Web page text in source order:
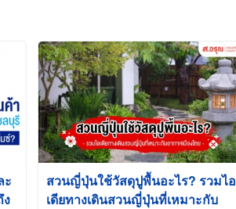
ะ
สวนญี่ปุ่นใช้วัสดุปูพื้นอะไร? รวมไอ
เดียทางเดินสวนญี่ปุ่นที่เหมาะกับ